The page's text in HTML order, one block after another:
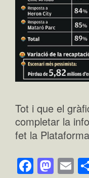
Tot i que el
completar la
fet la